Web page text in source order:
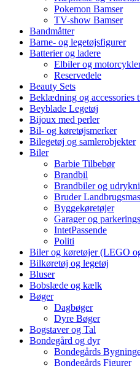
Pokemon Bamser
TV-show Bamser
Bandmåtter
Barne- og legetøjsfigurer
Batterier og ladere
Elbiler og
Reservedele
Beauty Sets
Beklædning og accessories
Beyblade Legetøj
Bijoux med perler
Bil- og køretøjsmerker
Bilegetøj og samlerobjekter
Biler
Barbie Tilbebør
Brandbil
Brandbiler og
Bruder
Byggekøretøjer
Garager og
IntetPassende
Politi
Biler og køretøjer (LEGO
Bilkøretøj og legetøj
Bluser
Bobslæde og kælk
Bøger
Dagbøger
Dyre Bøger
Bogstaver og Tal
Bondegård og dyr
Bondegårds
Bondegårds Figurer